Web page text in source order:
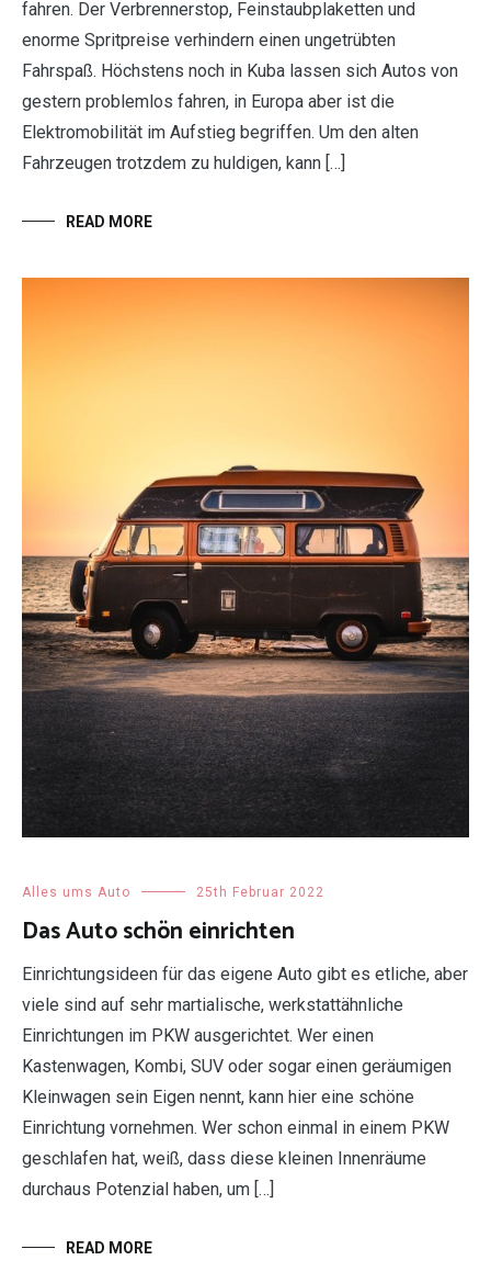
fahren. Der Verbrennerstop, Feinstaubplaketten und
enorme Spritpreise verhindern einen ungetrübten
Fahrspaß. Höchstens noch in Kuba lassen sich Autos von
gestern problemlos fahren, in Europa aber ist die
Elektromobilität im Aufstieg begriffen. Um den alten
Fahrzeugen trotzdem zu huldigen, kann […]
READ MORE
Alles ums Auto 25th Februar 2022
Das Auto schön einrichten
Einrichtungsideen für das eigene Auto gibt es etliche, aber
viele sind auf sehr martialische, werkstattähnliche
Einrichtungen im PKW ausgerichtet. Wer einen
Kastenwagen, Kombi, SUV oder sogar einen geräumigen
Kleinwagen sein Eigen nennt, kann hier eine schöne
Einrichtung vornehmen. Wer schon einmal in einem PKW
geschlafen hat, weiß, dass diese kleinen Innenräume
durchaus Potenzial haben, um […]
READ MORE